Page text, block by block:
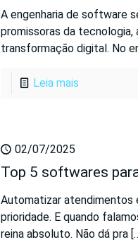
A engenharia de software
promissoras da
transformação digital. No
Leia mais
02/07/2025
Top 5 softwares
Automatizar atendimentos
prioridade. E quando
reina absoluto. Não dá pra